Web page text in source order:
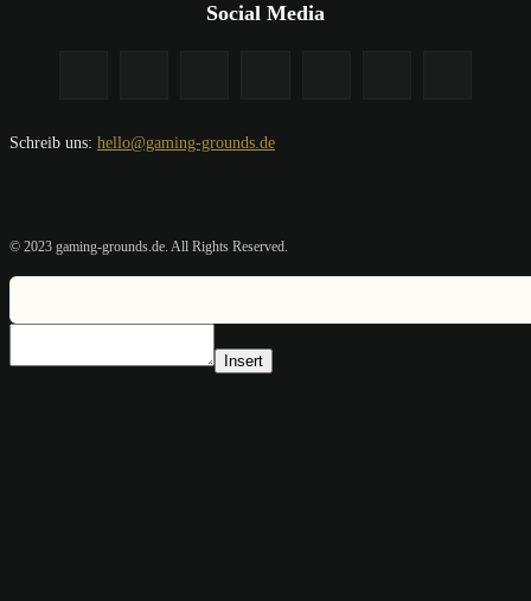
Social Media
Schreib uns: hello@gaming-grounds.de
© 2023 gaming-grounds.de. All Rights Reserved.
Insert